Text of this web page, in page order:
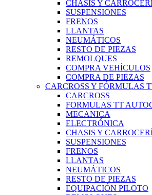
CHASIS Y
SUSPENSIONES
FRENOS
LLANTAS
NEUMÁTICOS
RESTO DE PIEZAS
REMOLQUES
COMPRA VEHÍCULOS
COMPRA DE PIEZAS
CARCROSS Y FÓRMULAS
CARCROSS
FORMULAS TT
MECANICA
ELECTRÓNICA
CHASIS Y
SUSPENSIONES
FRENOS
LLANTAS
NEUMÁTICOS
RESTO DE PIEZAS
EQUIPACIÓN PILOTO